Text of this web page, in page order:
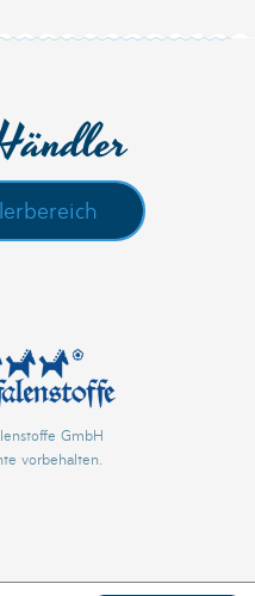
GmbH
vorbehalten.